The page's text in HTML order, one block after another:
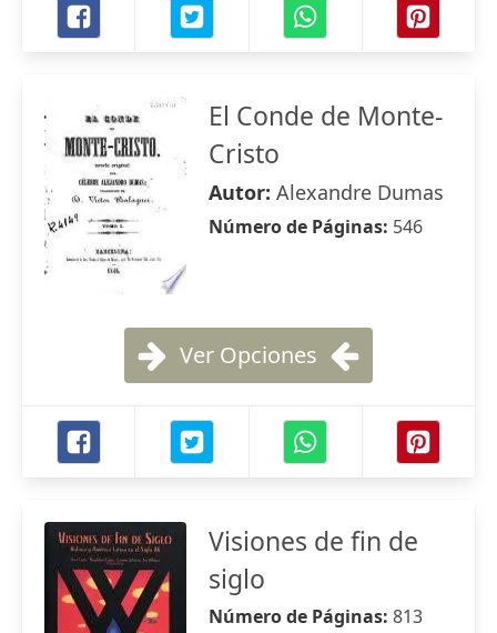
El Conde de Monte-
Cristo
Autor: Alexandre Dumas
Número de Páginas: 546
Ver Opciones
Visiones de fin de
siglo
Número de Páginas: 813